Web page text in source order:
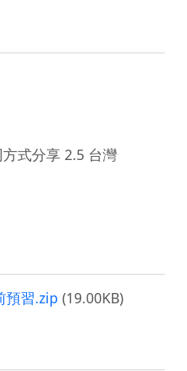
式分享 2.5 台灣
預習.zip (19.00KB)